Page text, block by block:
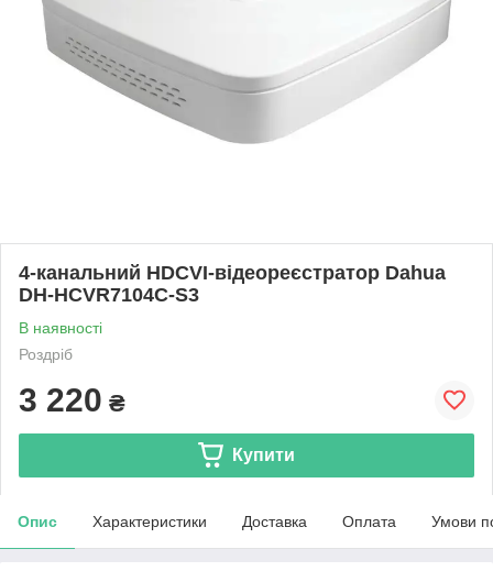
4-канальний HDCVI-відеореєстратор Dahua
DH-HCVR7104C-S3
В наявності
Роздріб
3 220 ₴
Купити
Опис Характеристики Доставка Оплата Умови